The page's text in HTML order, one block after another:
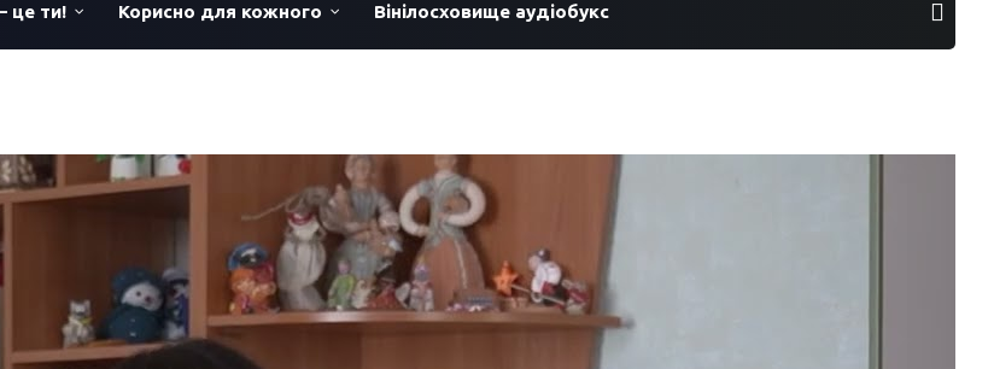
це ти! Корисно для кожного Вінілосховище аудіобукс